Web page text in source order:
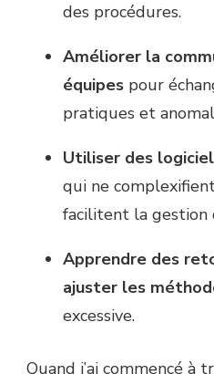
des procédures.
Améliorer la
équipes pour
pratiques et
Utiliser des
qui ne
facilitent la gestion
Apprendre des
ajuster les
excessive.
Quand j’ai commencé à